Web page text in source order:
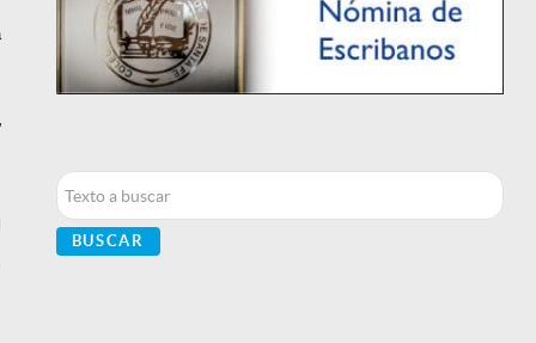
Buscar...
BUSCAR